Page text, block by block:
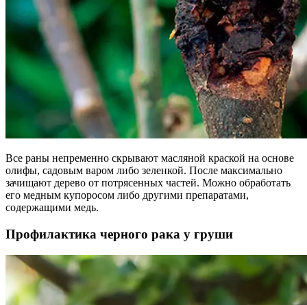
Все раны непременно скрывают масляной краской на основе
олифы, садовым варом либо зеленкой. После максимально
зачищают дерево от потрясенных частей. Можно обработать
его медным купоросом либо другими препаратами,
содержащими медь.
Профилактика черного рака у груши